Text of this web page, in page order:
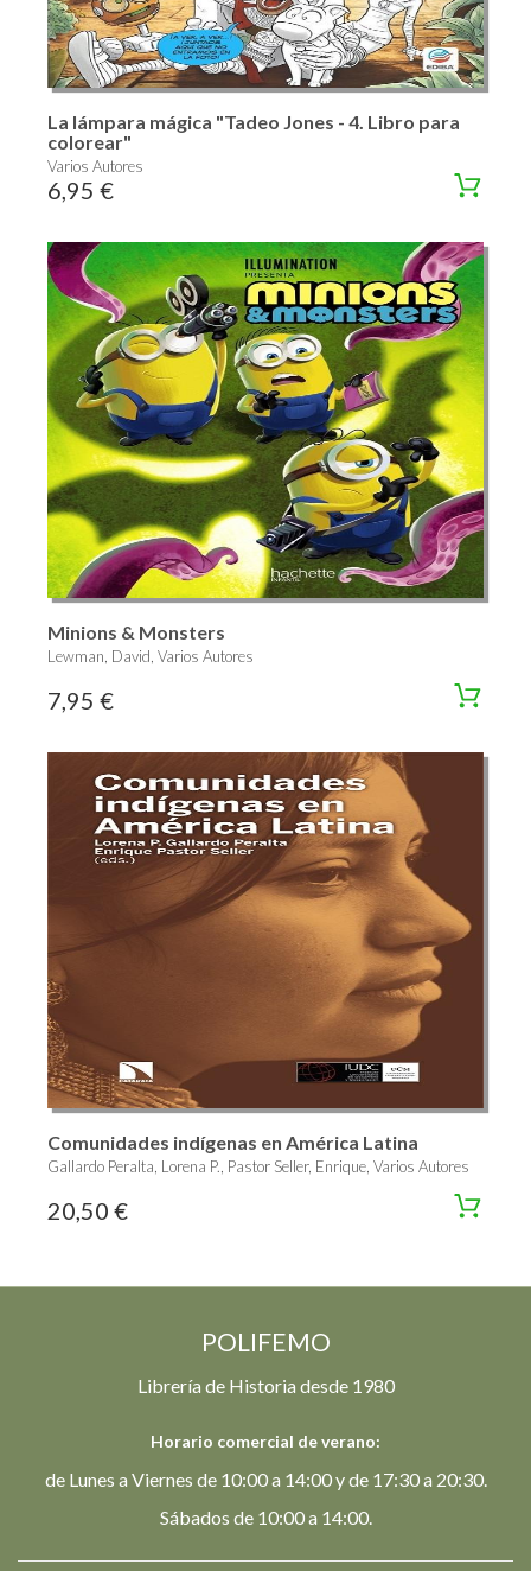
La lámpara mágica "Tadeo Jones - 4. Libro para
colorear"
Varios Autores
6,95 €
Minions & Monsters
Lewman, David, Varios Autores
7,95 €
Comunidades indígenas en América Latina
Gallardo Peralta, Lorena P., Pastor Seller, Enrique, Varios Autores
20,50 €
POLIFEMO
Librería de Historia desde 1980
Horario comercial de verano:
de Lunes a Viernes de 10:00 a 14:00 y de 17:30 a 20:30.
Sábados de 10:00 a 14:00.